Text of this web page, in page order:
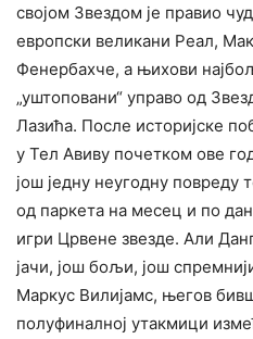
својом Звездом је правио
европски великани Реал,
Фенербахче, а њихови
„уштоповани“ управо од
Лазића. После историјске
у Тел Авиву почетком ове
још једну неугодну повреду
од паркета на месец и по
игри Црвене звезде. Али
јачи, још бољи, још
Маркус Вилијамс, његов
полуфиналној утакмици